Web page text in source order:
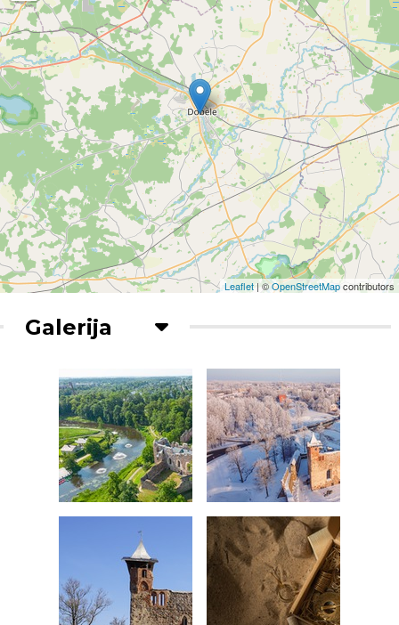
Leaflet | ©OpenStreetMapcontributors
Galerija